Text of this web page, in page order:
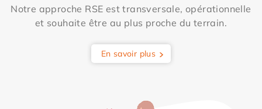
Notre approche RSE est transversale, opérationnelle
et souhaite être au plus proche du terrain.
En savoir plus